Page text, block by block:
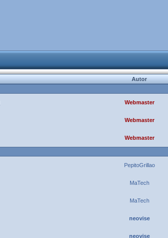
Autor
Webmaster
Webmaster
Webmaster
PepitoGrillao
MaTech
MaTech
neovise
neovise